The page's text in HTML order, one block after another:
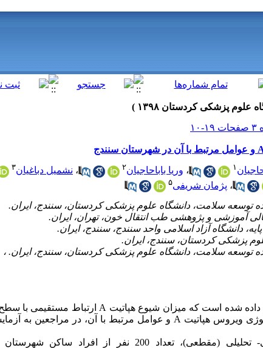
۱ ، وریا باباحاجیان۲ ، نشمیل دباغیان۳
، پژمان شریفی۵
شده است که میزان شیوع هپاتیت A ارتباط مستقیمی با
ویروس هپاتیت A و عوامل مرتبط با آن، در مراجعین به
در یک مطالعه­ توصیفی- تحلیلی (مقطعی)، تعداد 200 نفر